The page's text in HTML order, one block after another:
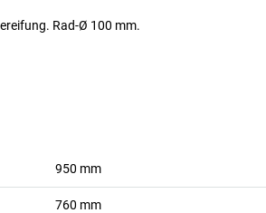
Rad-Ø 100 mm.
950 mm
760 mm